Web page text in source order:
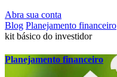
Abra sua conta
Blog Planejamento financeiro
kit básico do investidor
Planejamento financeiro